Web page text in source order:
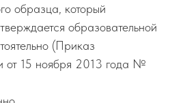
образца, который
образовательной
(Приказ
от 15 ноября 2013 года №